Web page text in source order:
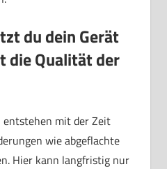
du dein Gerät
die Qualität der
entstehen mit der Zeit
wie abgeflachte
Hier kann langfristig nur